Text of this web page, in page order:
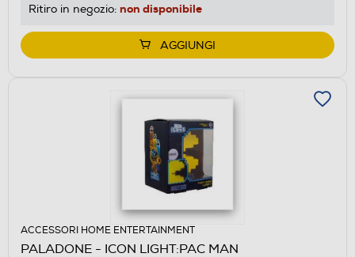
Ritiro in negozio: non disponibile
AGGIUNGI
ACCESSORI HOME ENTERTAINMENT
PALADONE - ICON LIGHT:PAC MAN